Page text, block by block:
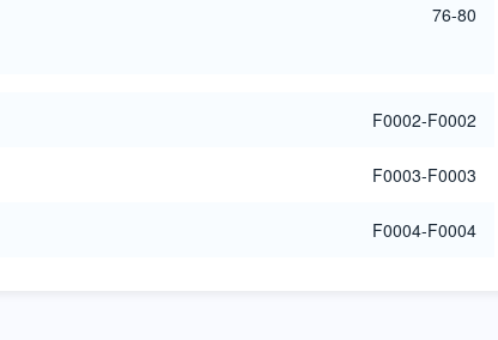
76-80
F0002-F0002
F0003-F0003
F0004-F0004